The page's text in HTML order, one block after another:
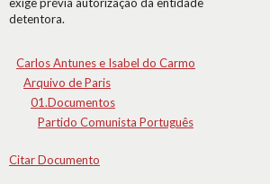
detentora.
Carlos Antunes e Isabel do Carmo
Arquivo de Paris
01.Documentos
Partido Comunista Português
Citar Documento